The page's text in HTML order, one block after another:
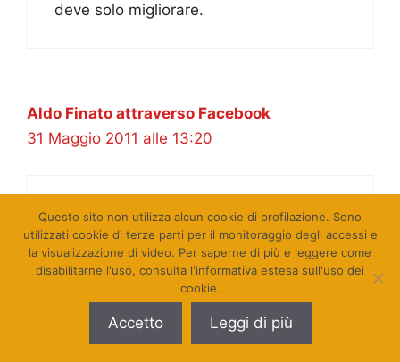
deve solo migliorare.
Aldo Finato attraverso Facebook
31 Maggio 2011 alle 13:20
Al lavoro!
Fortuna Porta attraverso Facebook
31 Maggio 2011 alle 13:32
Questo sito non utilizza alcun cookie di profilazione. Sono
utilizzati cookie di terze parti per il monitoraggio degli accessi e
la visualizzazione di video. Per saperne di più e leggere come
disabilitarne l'uso, consulta l'informativa estesa sull'uso dei
cookie.
Accetto Leggi di più